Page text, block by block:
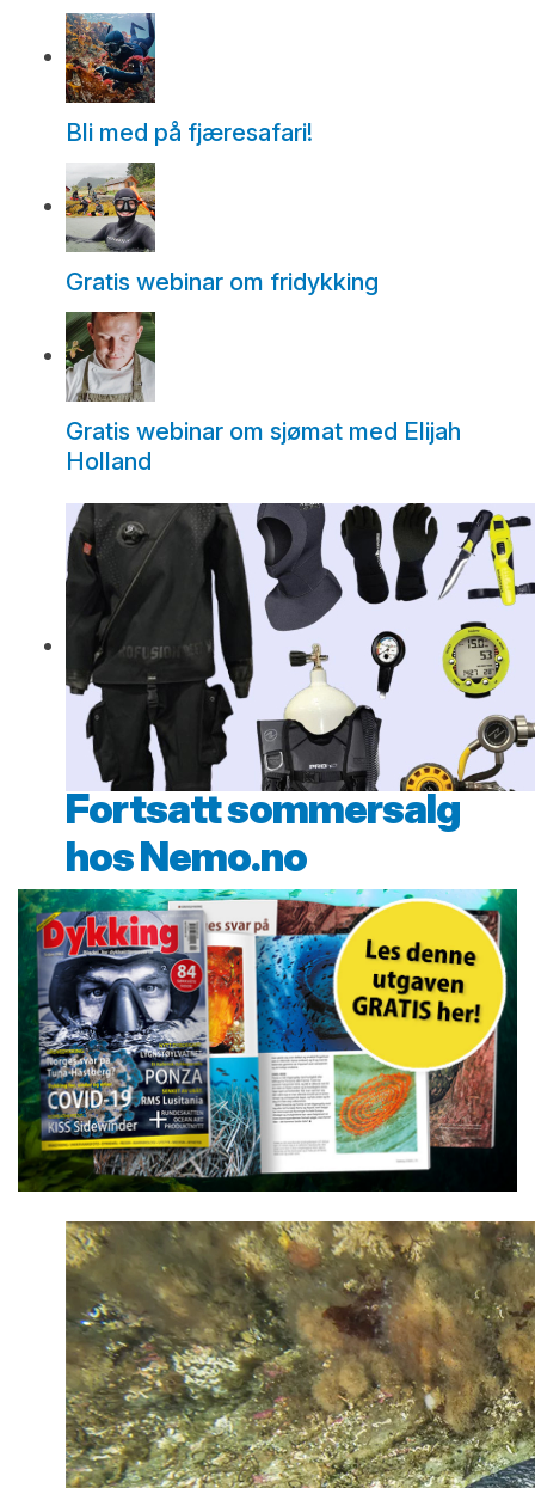
Bli med på fjæresafari!
Gratis webinar om fridykking
Gratis webinar om sjømat med Elijah
Holland
Fortsatt sommersalg
hos Nemo.no